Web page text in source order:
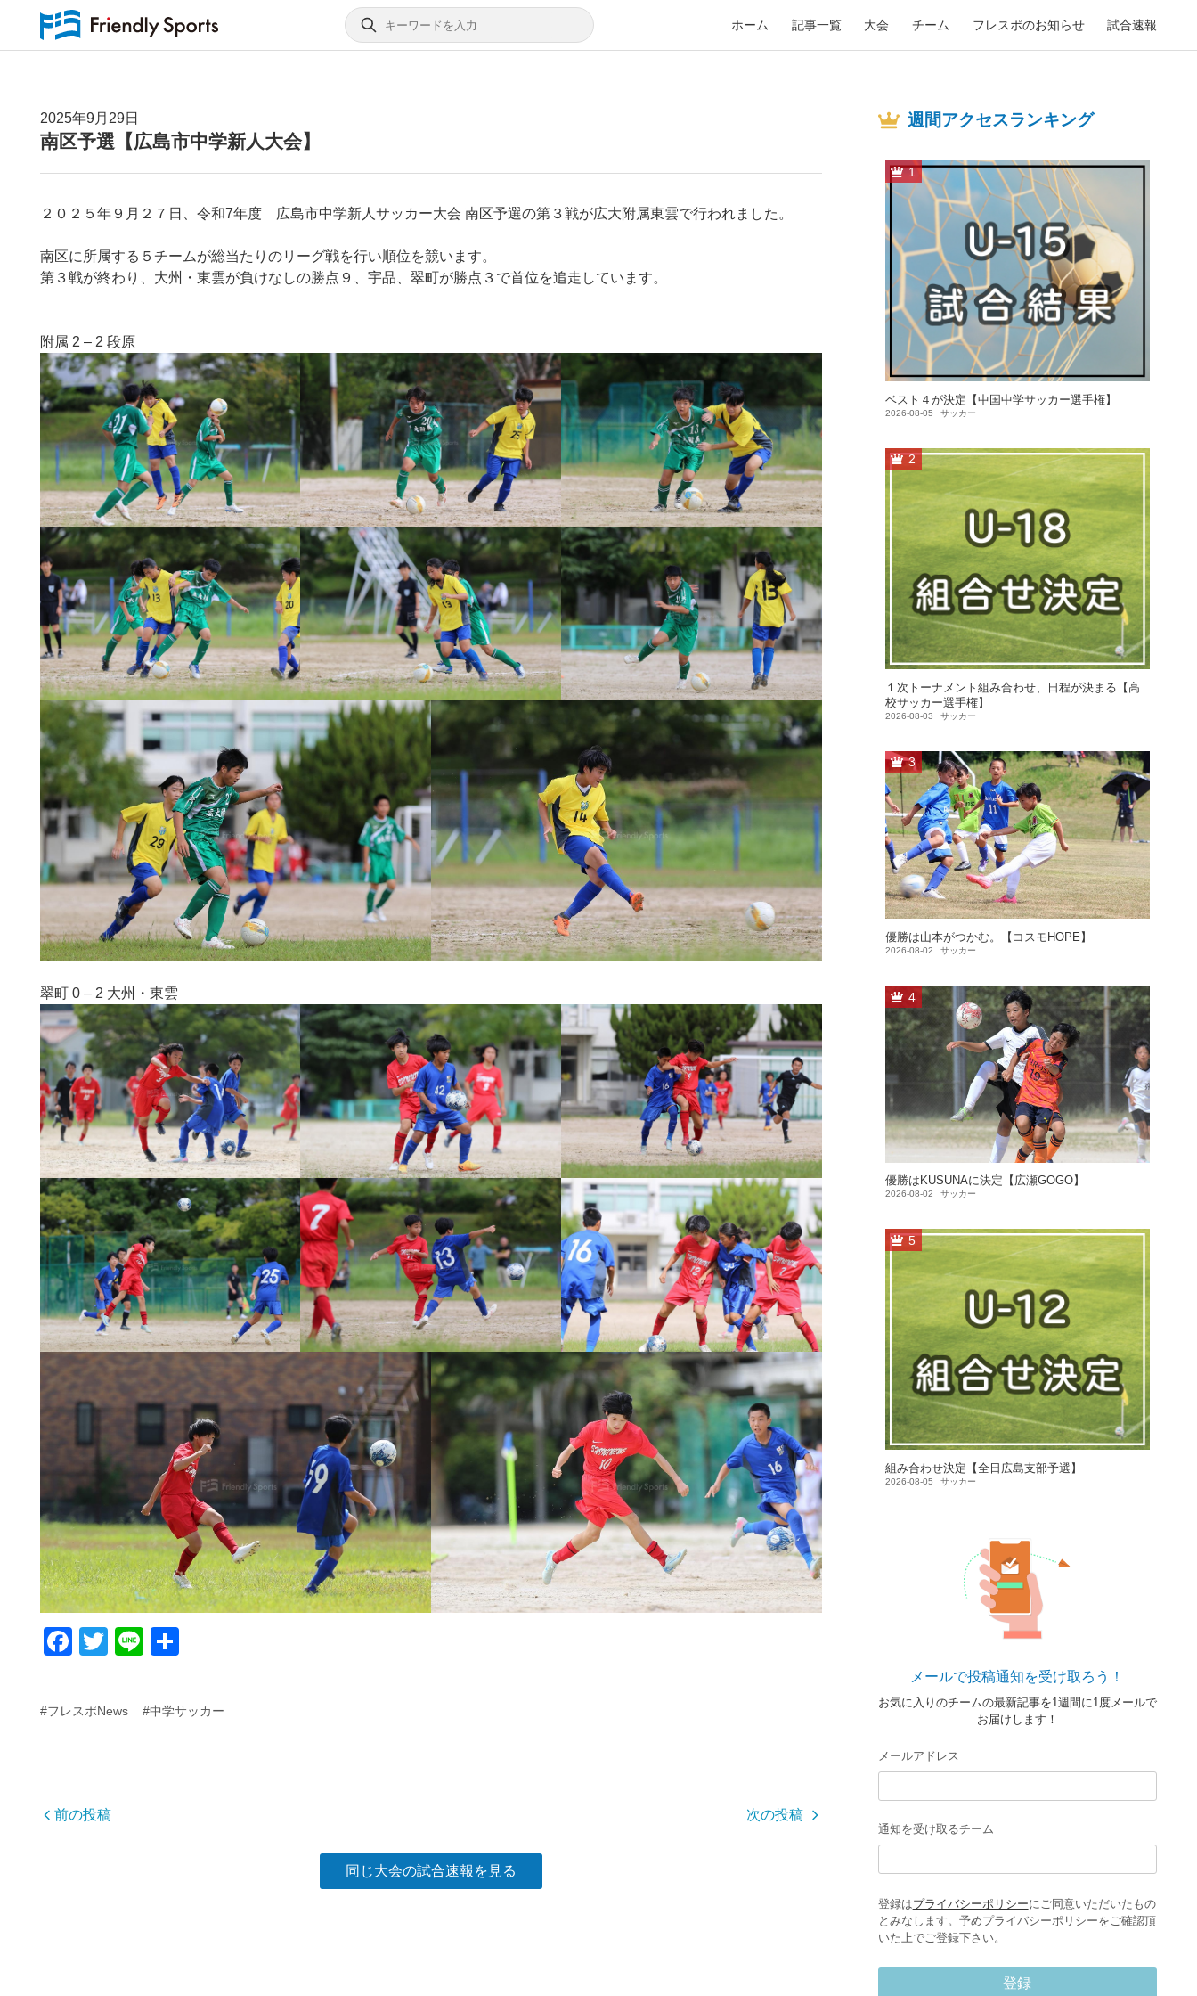
ホーム 記事一覧 大会 チーム フレスポのお知らせ 試合速報
2025年9月29日
南区予選【広島市中学新人大会】
２０２５年９月２７日、令和7年度 広島市中学新人サッカー大会 南区予選の第３戦が広大附属東雲で行われました。
南区に所属する５チームが総当たりのリーグ戦を行い順位を競います。
第３戦が終わり、大州・東雲が負けなしの勝点９、宇品、翠町が勝点３で首位を追走しています。
附属 2 – 2 段原
翠町 0 – 2 大州・東雲
F
e
b
o
T
Li
e
#フレスポNews #中学サッカー
前の投稿 次の投稿
同じ大会の試合速報を見る
週間アクセスランキング
1
ベスト４が決定【中国中学サッカー選手権】
2026-08-05 サッカー
2
１次トーナメント組み合わせ、日程が決まる【高
校サッカー選手権】
2026-08-03 サッカー
3
優勝は山本がつかむ。【コスモHOPE】
2026-08-02 サッカー
4
優勝はKUSUNAに決定【広瀬GOGO】
2026-08-02 サッカー
5
組み合わせ決定【全日広島支部予選】
2026-08-05 サッカー
メールで投稿通知を受け取ろう！
お気に入りのチームの最新記事を1週間に1度メールで
お届けします！
メールアドレス
通知を受け取るチーム
登録はプライバシーポリシーにご同意いただいたもの
とみなします。予めプライバシーポリシーをご確認頂
いた上でご登録下さい。
登録